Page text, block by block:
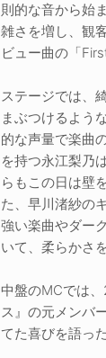
則的な音から始
雑さを増し、観
ビュー曲の「
ステージでは、
まぶつけるよう
的な声量で楽曲
を持つ永江梨乃
らもこの日は壁
た、早川渚紗の
強い楽曲やダー
いて、柔らかさ
中盤のMCでは
ス』の元メンバ
てた喜びを語った